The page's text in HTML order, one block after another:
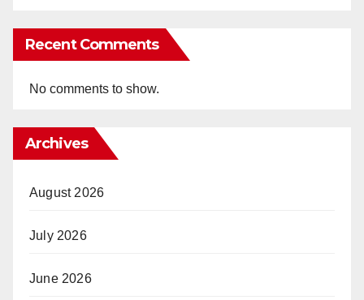
Recent Comments
No comments to show.
Archives
August 2026
July 2026
June 2026